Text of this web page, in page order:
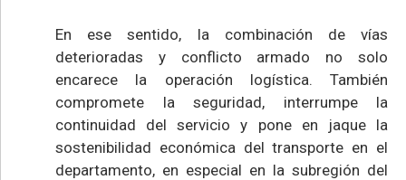
En ese sentido, la combinación de vías
deterioradas y conflicto armado no solo
encarece la operación logística. También
compromete la seguridad, interrumpe la
continuidad del servicio y pone en jaque la
sostenibilidad económica del transporte en el
departamento, en especial en la subregión del